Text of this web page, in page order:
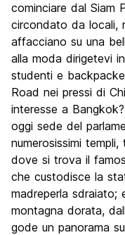
cominciare dal Siam
circondato da locali,
affacciano su una
alla moda dirigetevi
studenti e
Road nei pressi di
interesse a
oggi sede del
numerosissimi
dove si trova il
che custodisce la
madreperla sdraiato;
montagna dorata,
gode un panorama